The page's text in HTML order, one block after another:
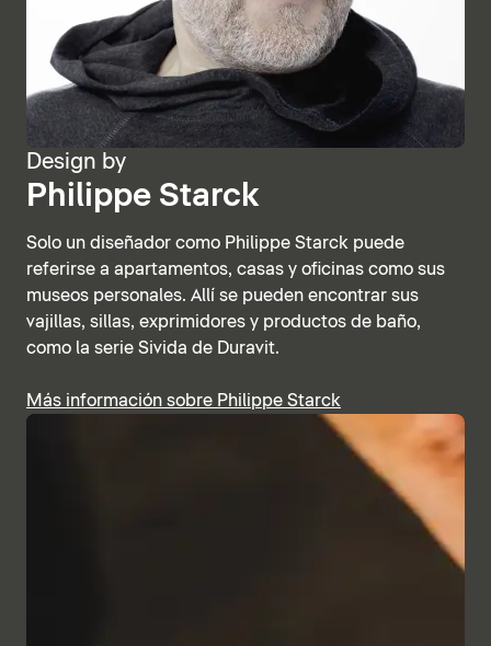
Design by
Philippe Starck
Solo un diseñador como Philippe Starck puede
referirse a apartamentos, casas y oficinas como sus
museos personales. Allí se pueden encontrar sus
vajillas, sillas, exprimidores y productos de baño,
como la serie Sivida de Duravit.
Más información sobre Philippe Starck